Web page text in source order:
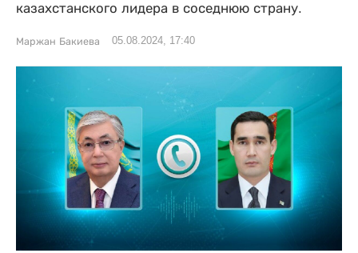
казахстанского лидера в соседнюю страну.
Маржан Бакиева 05.08.2024, 17:40